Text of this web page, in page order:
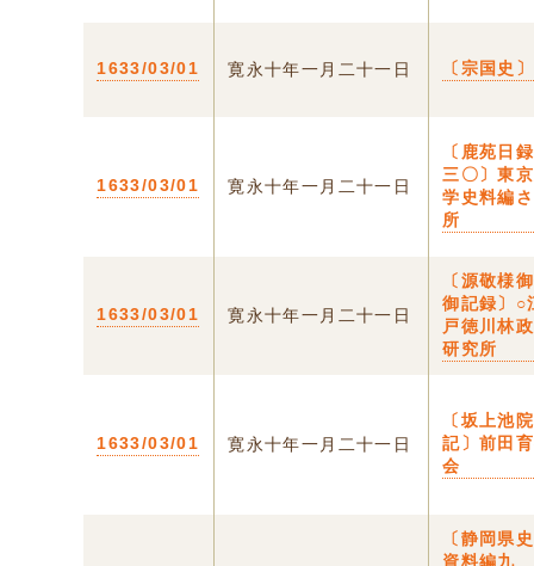
1633/03/01 寛永十年一月二十一日 〔宗国史
1633/03/01 寛永十年一月二十一日
〔鹿苑
三〇〕東
学史料編
所
1633/03/01 寛永十年一月二十一日
〔源敬様
御記録〕○
戸徳川林
研究所
1633/03/01 寛永十年一月二十一日
〔坂上池
記〕前田
会
〔静岡
資料編九